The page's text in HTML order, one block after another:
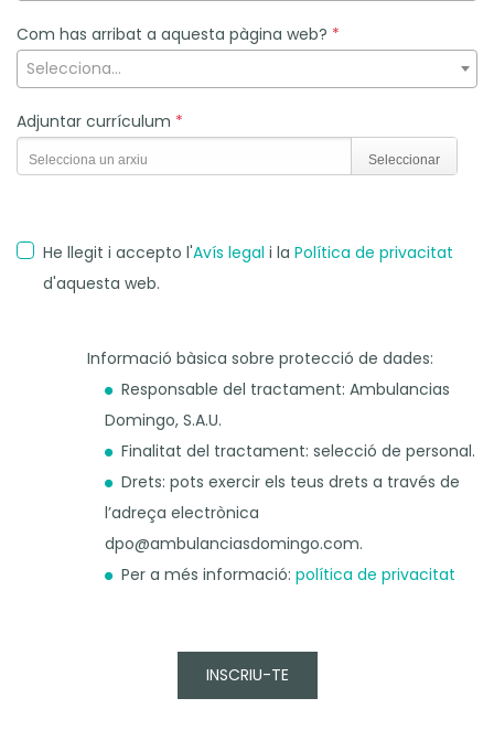
Com has arribat a aquesta pàgina web? *
Selecciona...
Adjuntar currículum *
Selecciona un arxiu Seleccionar
He llegit i accepto l'Avís legal i la Política de privacitat
d'aquesta web.
Informació bàsica sobre protecció de dades:
Responsable del tractament: Ambulancias
Domingo, S.A.U.
Finalitat del tractament: selecció de personal.
Drets: pots exercir els teus drets a través de
l’adreça electrònica
dpo@ambulanciasdomingo.com.
Per a més informació: política de privacitat
INSCRIU-TE